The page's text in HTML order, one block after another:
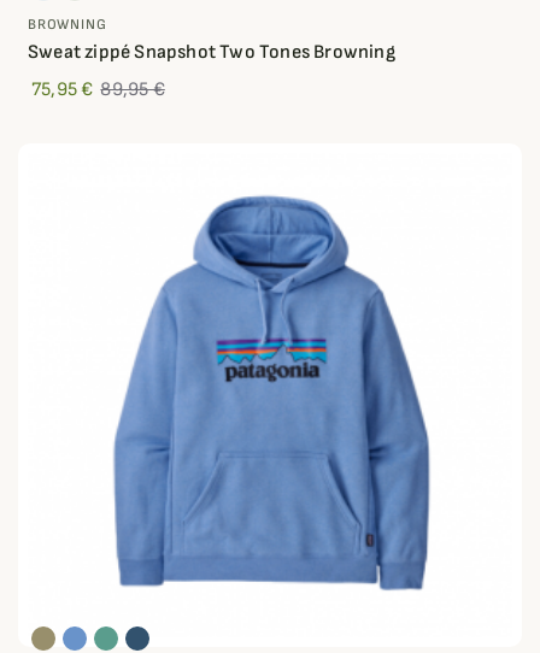
BROWNING
Sweat zippé Snapshot Two Tones Browning
75,95 € 89,95 €